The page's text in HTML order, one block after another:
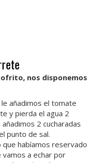
nos disponemos
añadimos el tomate
y pierda el agua 2
2 cucharadas
punto de sal.
habíamos reservado
a echar por